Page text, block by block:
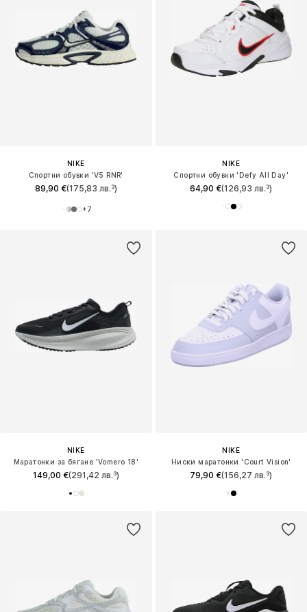
NIKE
Спортни обувки 'V5 RNR'
89,90 €(175,83 лв.³)
+7
NIKE
Спортни обувки 'Defy All Day'
64,90 €(126,93 лв.³)
NIKE
Маратонки за бягане 'Vomero 18'
149,00 €(291,42 лв.³)
NIKE
Ниски маратонки 'Court Vision'
79,90 €(156,27 лв.³)